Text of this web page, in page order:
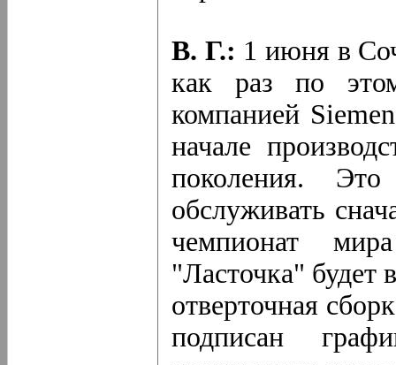
В. Г.: 1 июня в
как раз по
компанией
начале
поколения.
обслуживать
чемпионат
"Ласточка"
отверточная
подписан